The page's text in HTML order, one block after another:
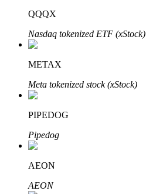
Bitrue Partners
Afiliados de Bitrue
QQQX
Nasdaq tokenized ETF (xStock)
METAX
Meta tokenized stock (xStock)
PIPEDOG
Pipedog
AEON
AEON